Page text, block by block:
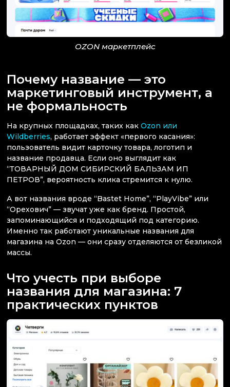
OZON маркетплейс
Почему название — это
маркетинговый инструмент, а
не формальность
На крупных площадках, таких как Ozon или
Wildberries, работает эффект «первого касания»:
пользователь видит карточку товара, логотип и
название продавца. Если оно выглядит как
“ТОВАРНЫЙ ДОМ СИБИРСКИЙ БАЛЬЗАМ ИП
ПЕТРОВ”, вероятность клика стремится к нулю.
А вот названия вроде “Bastet Home”, “PlayVibe” или
“Орехович” — звучат уже как бренд. Простой,
запоминающийся и подходящий под категорию.
Именно так работают уникальные названия для
магазина на Ozon — они сразу отделяются от безликой
массы.
Что учесть при выборе
названия для магазина: 7
практических пунктов